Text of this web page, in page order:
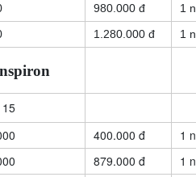
980.000 đ
1
1.280.000 đ 1
400.000 đ
1
879.000 đ
1